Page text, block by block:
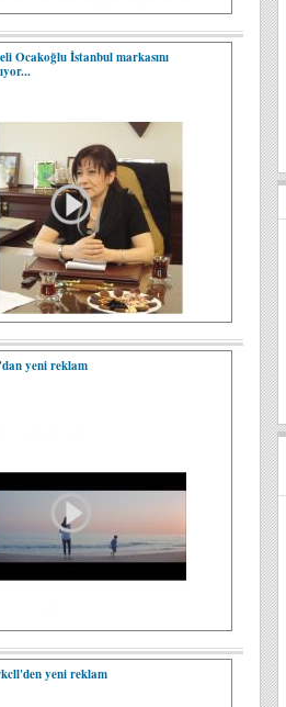
Ocakoğlu İstanbul markasını
yeni reklam
yeni reklam